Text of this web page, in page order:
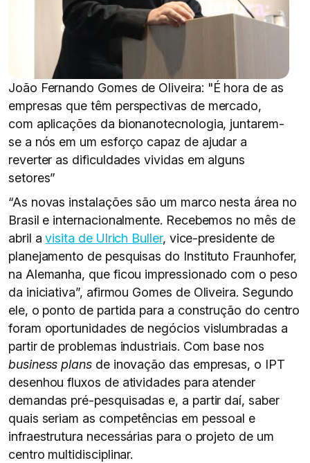
João Fernando Gomes de Oliveira: "É hora de as
empresas que têm perspectivas de mercado,
com aplicações da bionanotecnologia, juntarem-
se a nós em um esforço capaz de ajudar a
reverter as dificuldades vividas em alguns
setores”
“As novas instalações são um marco nesta área no
Brasil e internacionalmente. Recebemos no mês de
abril avisita de Ulrich Buller, vice-presidente de
planejamento de pesquisas do Instituto Fraunhofer,
na Alemanha, que ficou impressionado com o peso
da iniciativa”, afirmou Gomes de Oliveira. Segundo
ele, o ponto de partida para a construção do centro
foram oportunidades de negócios vislumbradas a
partir de problemas industriais. Com base nos
business plans de inovação das empresas, o IPT
desenhou fluxos de atividades para atender
demandas pré-pesquisadas e, a partir daí, saber
quais seriam as competências em pessoal e
infraestrutura necessárias para o projeto de um
centro multidisciplinar.